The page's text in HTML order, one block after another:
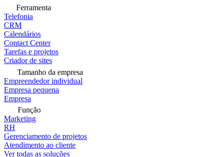
Ferramenta
Telefonia
CRM
Calendários
Contact Center
Tarefas e projetos
Criador de sites
Tamanho da empresa
Empreendedor individual
Empresa pequena
Empresa
Função
Marketing
RH
Gerenciamento de projetos
Atendimento ao cliente
Ver todas as soluções